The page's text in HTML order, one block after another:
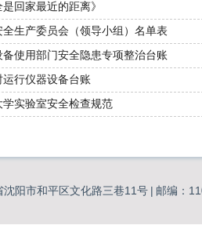
是回家最近的距离》
全生产委员会（领导小组）名单表
备使用部门安全隐患专项整治台账
运行仪器设备台账
学实验室安全检查规范
沈阳市和平区文化路三巷11号 | 邮编：